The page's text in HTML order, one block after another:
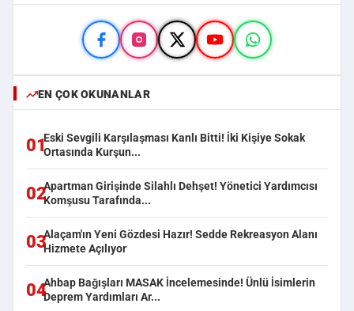
EN ÇOK OKUNANLAR
01Eski Sevgili Karşılaşması Kanlı Bitti! İki Kişiye Sokak
Ortasında Kurşun...
02Apartman Girişinde Silahlı Dehşet! Yönetici Yardımcısı
Komşusu Tarafında...
03Alaçam'ın Yeni Gözdesi Hazır! Sedde Rekreasyon Alanı
Hizmete Açılıyor
04Ahbap Bağışları MASAK İncelemesinde! Ünlü İsimlerin
Deprem Yardımları Ar...